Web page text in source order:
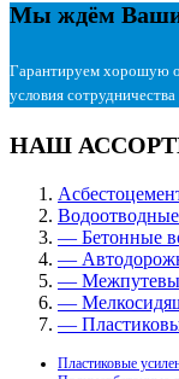
Мы ждём
Гарантируем хорошую
условия сотрудничества
НАШ
— Бетонные
—
—
—
—
Пластиковые